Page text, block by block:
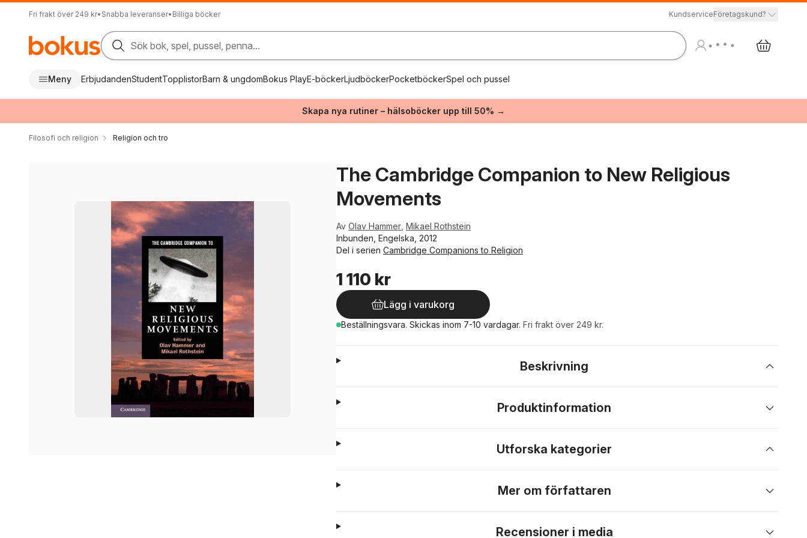
Fri frakt över 249 kr• Snabba leveranser• Billiga böcker KundserviceFöretagskund?
Sök bok, spel, pussel, penna...
Meny ErbjudandenStudentTopplistorBarn & ungdomBokus PlayE-böckerLjudböckerPocketböckerSpel och pussel
Skapa nya rutiner – hälsoböcker upp till 50% →
Filosofi och religion Religion och tro
The Cambridge Companion to New Religious
Movements
Av Olav Hammer Mikael Rothstein
Inbunden, Engelska, 2012
Del i serien Cambridge Companions to Religion
1 110 kr
Lägg i varukorg
Beställningsvara. Skickas inom 7-10 vardagar. Fri frakt över 249 kr.
Beskrivning
Produktinformation
Utforska kategorier
Mer om författaren
Recensioner i media